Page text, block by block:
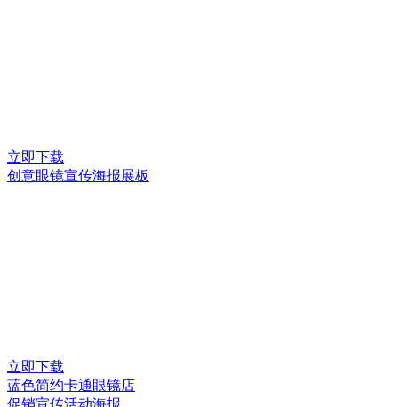
立即下载
创意眼镜宣传海报展板
立即下载
蓝色简约卡通眼镜店
促销宣传活动海报